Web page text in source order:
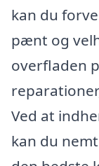
kan du
pænt og
overfladen
Ved at
kan du